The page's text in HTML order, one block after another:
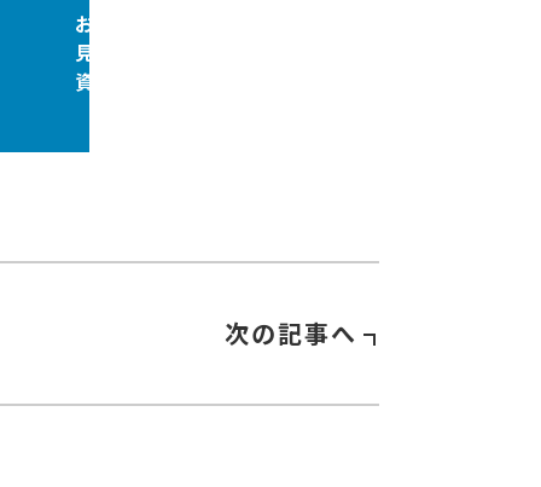
お問合せ
見積依頼
資料請求
次の記事へ